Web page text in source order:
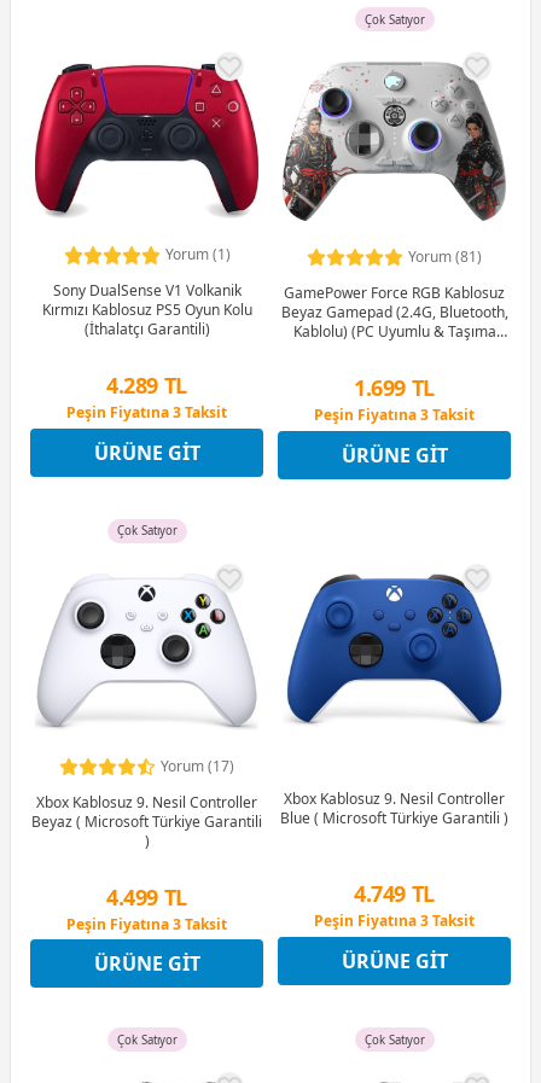
Yorum (1)
Sony DualSense V1 Volkanik
Kırmızı Kablosuz PS5 Oyun Kolu
(İthalatçı Garantili)
4.289 TL
Peşin Fiyatına 3 Taksit
9 Ay x 595 TL taksitle
Peşin Fiyatına 3 Taksit
ÜRÜNE GIT
Çok Satıyor
Yorum (81)
GamePower Force RGB Kablosuz
Beyaz Gamepad (2.4G, Bluetooth,
Kablolu) (PC Uyumlu & Taşıma
1.699 TL
Peşin Fiyatına 3 Taksit
9 Ay x 236 TL taksitle
Peşin Fiyatına 3 Taksit
ÜRÜNE GIT
Çok Satıyor
Yorum (17)
Xbox Kablosuz 9. Nesil Controller
Beyaz ( Microsoft Türkiye Garantili
)
4.499 TL
Peşin Fiyatına 3 Taksit
9 Ay x 625 TL taksitle
Peşin Fiyatına 3 Taksit
ÜRÜNE GIT
Xbox Kablosuz 9. Nesil Controller
Blue ( Microsoft Türkiye Garantili )
4.749 TL
Peşin Fiyatına 3 Taksit
9 Ay x 659 TL taksitle
Peşin Fiyatına 3 Taksit
ÜRÜNE GIT
Çok Satıyor Çok Satıyor